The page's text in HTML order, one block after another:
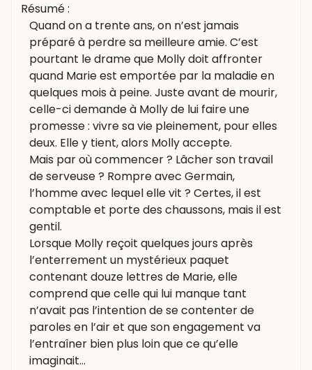
Résumé :
Quand on a trente ans, on n’est jamais
préparé à perdre sa meilleure amie. C’est
pourtant le drame que Molly doit affronter
quand Marie est emportée par la maladie en
quelques mois à peine. Juste avant de mourir,
celle-ci demande à Molly de lui faire une
promesse : vivre sa vie pleinement, pour elles
deux. Elle y tient, alors Molly accepte.
Mais par où commencer ? Lâcher son travail
de serveuse ? Rompre avec Germain,
l’homme avec lequel elle vit ? Certes, il est
comptable et porte des chaussons, mais il est
gentil.
Lorsque Molly reçoit quelques jours après
l’enterrement un mystérieux paquet
contenant douze lettres de Marie, elle
comprend que celle qui lui manque tant
n’avait pas l’intention de se contenter de
paroles en l’air et que son engagement va
l’entraîner bien plus loin que ce qu’elle
imaginait…